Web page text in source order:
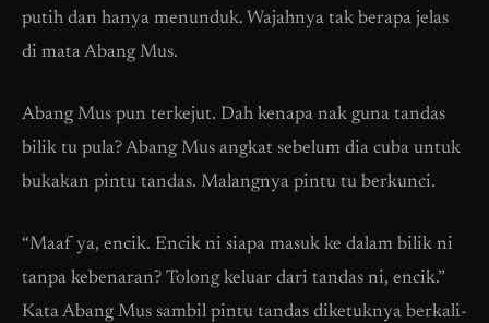
putih dan hanya menunduk. Wajahnya tak berapa jelas
di mata Abang Mus.
Abang Mus pun terkejut. Dah kenapa nak guna tandas
bilik tu pula? Abang Mus angkat sebelum dia cuba untuk
bukakan pintu tandas. Malangnya pintu tu berkunci.
“Maaf ya, encik. Encik ni siapa masuk ke dalam bilik ni
tanpa kebenaran? Tolong keluar dari tandas ni, encik.”
Kata Abang Mus sambil pintu tandas diketuknya berkali-